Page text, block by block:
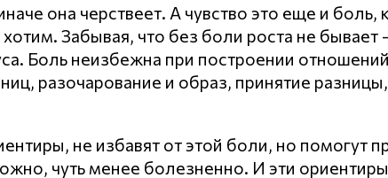
она черствеет. А чувство это еще и
хотим. Забывая, что без боли роста не бывает
Боль неизбежна при построении
разочарование и образ, принятие
не избавят от этой боли, но помогут
чуть менее болезненно. И эти